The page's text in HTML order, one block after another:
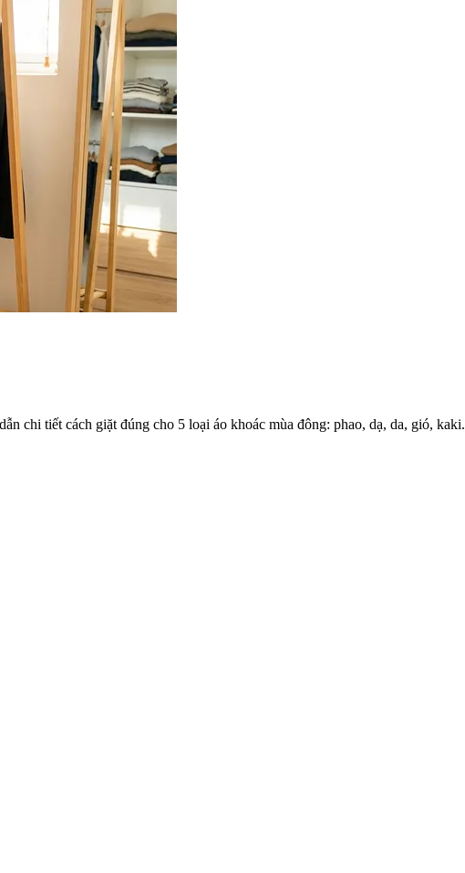
chi tiết cách giặt đúng cho 5 loại áo khoác mùa đông: phao, dạ, da, gió, kaki.